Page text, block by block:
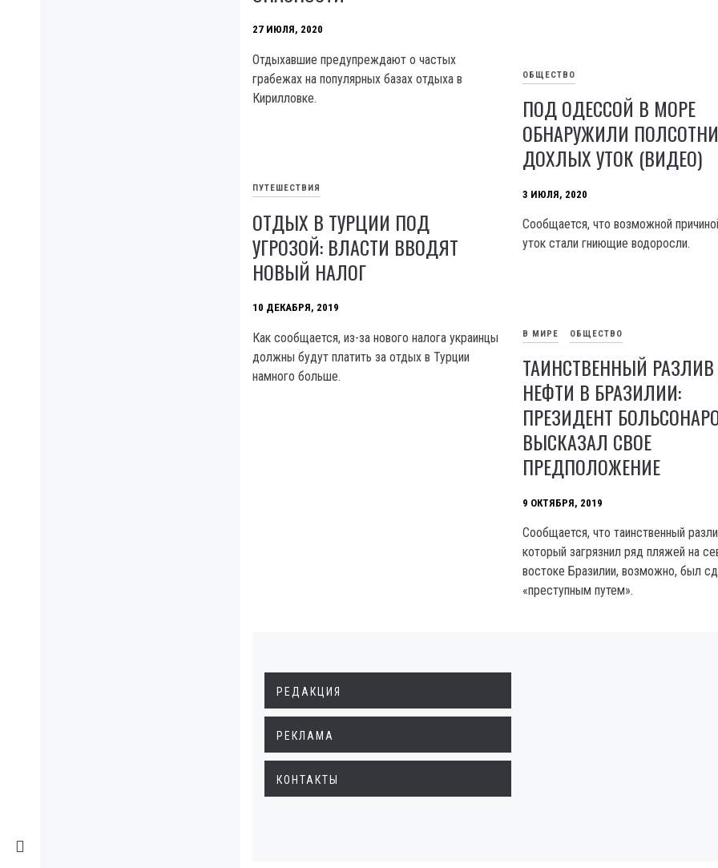
27 ИЮЛЯ, 2020
Отдыхавшие предупреждают о частых
грабежах на популярных базах отдыха в
Кирилловке.
ОБЩЕСТВО
ПОД ОДЕССОЙ В МОРЕ
ОБНАРУЖИЛИ ПОЛСОТНИ
ДОХЛЫХ УТОК (ВИДЕО)
3 ИЮЛЯ, 2020
Сообщается, что возможной
уток стали гниющие водоросли.
ПУТЕШЕСТВИЯ
ОТДЫХ В ТУРЦИИ ПОД
УГРОЗОЙ: ВЛАСТИ ВВОДЯТ
НОВЫЙ НАЛОГ
10 ДЕКАБРЯ, 2019
Как сообщается, из-за нового налога украинцы
должны будут платить за отдых в Турции
намного больше.
В МИРЕ ОБЩЕСТВО
ТАИНСТВЕННЫЙ РАЗЛИВ
НЕФТИ В БРАЗИЛИИ:
ПРЕЗИДЕНТ
ВЫСКАЗАЛ СВОЕ
ПРЕДПОЛОЖЕНИЕ
9 ОКТЯБРЯ, 2019
Сообщается, что таинственный
который загрязнил ряд пляжей на
востоке Бразилии, возможно, был
«преступным путем».
РЕДАКЦИЯ
РЕКЛАМА
КОНТАКТЫ